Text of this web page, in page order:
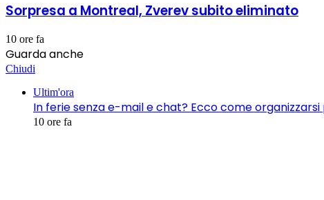
Sorpresa a Montreal, Zverev subito eliminato
10 ore fa
Guarda anche
Chiudi
Ultim'ora
In ferie senza e-mail e chat? Ecco come
10 ore fa